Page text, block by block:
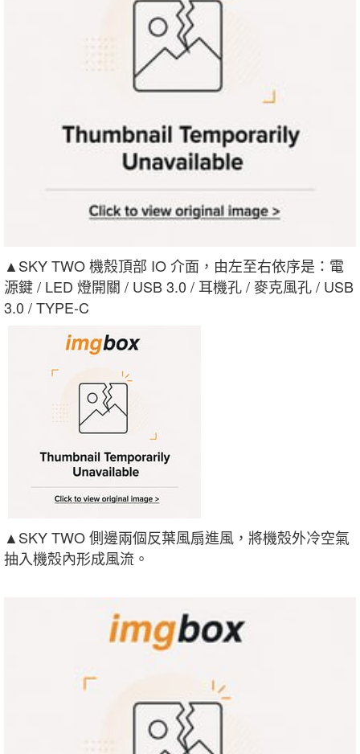
▲SKY TWO 機殼頂部 IO 介面，由左至右依序是：電
源鍵 / LED 燈開關 / USB 3.0 / 耳機孔 / 麥克風孔 / USB
3.0 / TYPE-C
▲SKY TWO 側邊兩個反葉風扇進風，將機殼外冷空氣
抽入機殼內形成風流。